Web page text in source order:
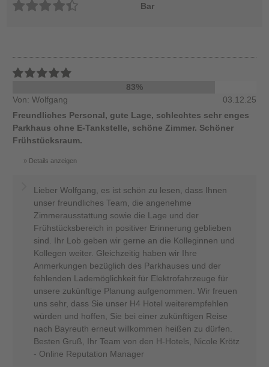
Bar
83%
Von: Wolfgang
03.12.25
Freundliches Personal, gute Lage, schlechtes sehr enges
Parkhaus ohne E-Tankstelle, schöne Zimmer. Schöner
Frühstücksraum.
Details anzeigen
Lieber Wolfgang, es ist schön zu lesen, dass Ihnen
unser freundliches Team, die angenehme
Zimmerausstattung sowie die Lage und der
Frühstücksbereich in positiver Erinnerung geblieben
sind. Ihr Lob geben wir gerne an die Kolleginnen und
Kollegen weiter. Gleichzeitig haben wir Ihre
Anmerkungen bezüglich des Parkhauses und der
fehlenden Lademöglichkeit für Elektrofahrzeuge für
unsere zukünftige Planung aufgenommen. Wir freuen
uns sehr, dass Sie unser H4 Hotel weiterempfehlen
würden und hoffen, Sie bei einer zukünftigen Reise
nach Bayreuth erneut willkommen heißen zu dürfen.
Besten Gruß, Ihr Team von den H-Hotels, Nicole Krötz
- Online Reputation Manager